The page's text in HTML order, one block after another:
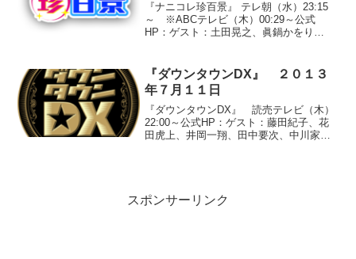
『ナニコレ珍百景』 テレ朝（水）23:15
～ ※ABCテレビ（木）00:29～公式
HP：ゲスト：土田晃之、眞鍋かをり
町二丁目」の住所が書かれたプレートを
幹の中に包み込...
『ダウンタウンDX』 ２０１３
年７月１１日
『ダウンタウンDX』 読売テレビ（木）
22:00～公式HP：ゲスト：藤田紀子、花
田虎上、井岡一翔、田中要次、中川家、
スポンサーリンク